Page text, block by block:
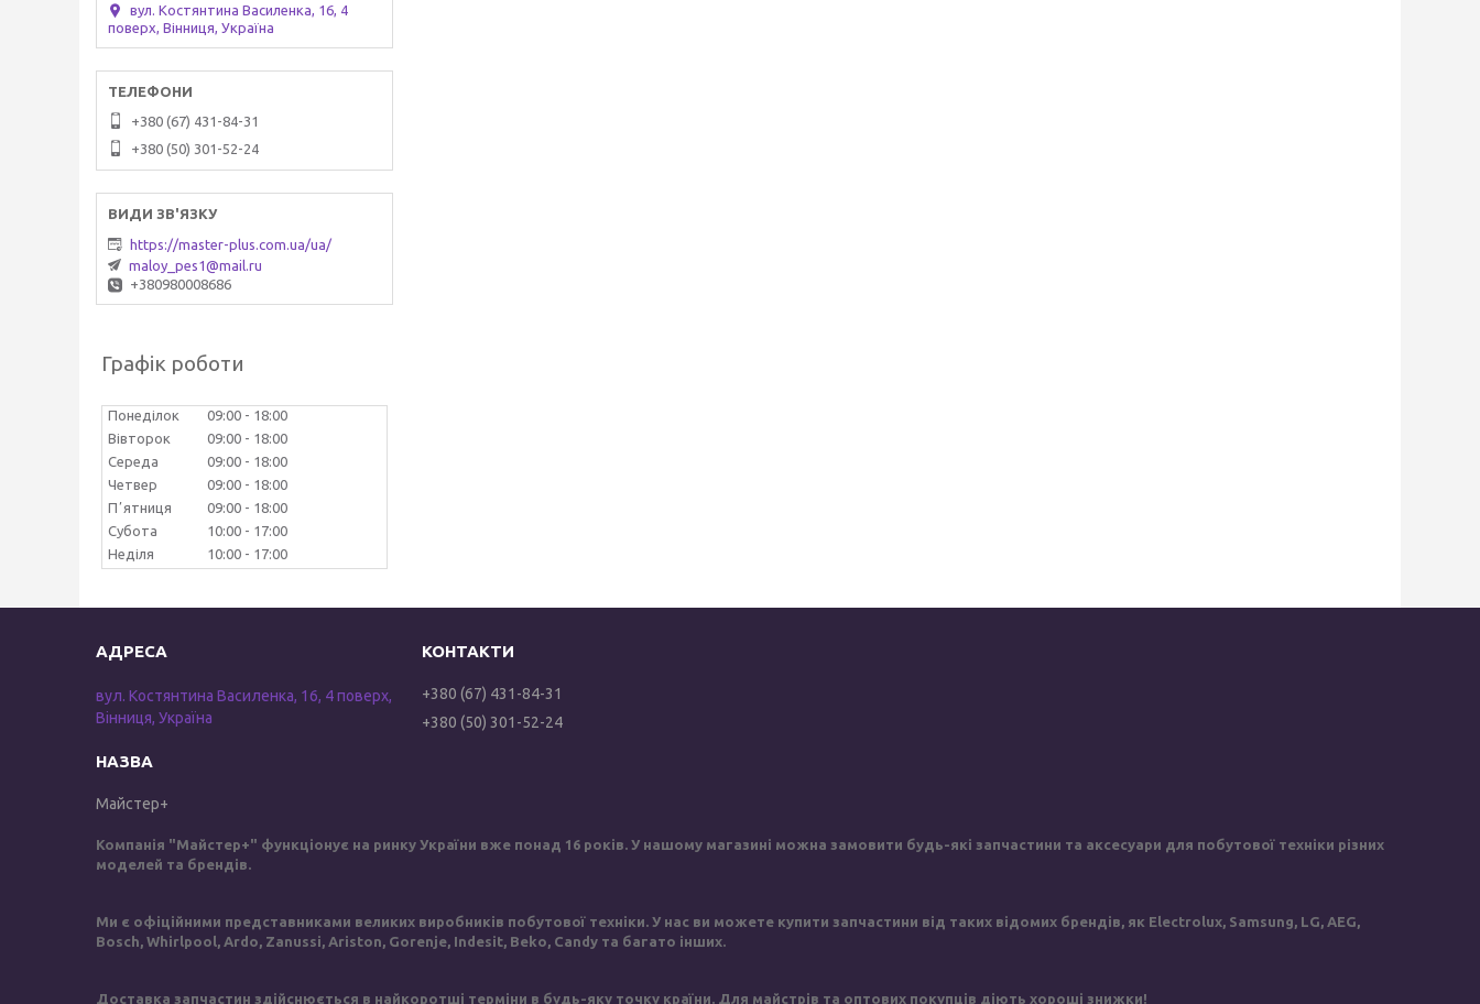
вул. Костянтина Василенка, 16, 4
поверх, Вінниця, Україна
+380 (67) 431-84-31
+380 (50) 301-52-24
https://master-plus.com.ua/ua/
maloy_pes1@mail.ru
+380980008686
Графік роботи
Понеділок 09:00
18:00
Вівторок
09:00
18:00
Середа
09:00
18:00
Четвер
09:00
18:00
Пʼятниця
09:00
18:00
Субота
10:00
17:00
Неділя
10:00 17:00
вул. Костянтина Василенка, 16, 4 поверх,
Вінниця, Україна
Майстер+
+380 (67) 431-84-31
+380 (50) 301-52-24
Компанія "Майстер+" функціонує на ринку України вже понад 16 років. У нашому магазині можна замовити будь-які запчастини та аксесуари для побутової техніки різних
моделей та брендів.
Ми є офіційними представниками великих виробників побутової техніки. У нас ви можете купити запчастини від таких відомих брендів, як Electrolux, Samsung, LG, AEG,
Bosch, Whirlpool, Ardo, Zanussi, Ariston, Gorenje, Indesit, Beko, Candy та багато інших.
Доставка запчастин здійснюється в найкоротші терміни в будь-яку точку країни. Для майстрів та оптових покупців діють хороші знижки!